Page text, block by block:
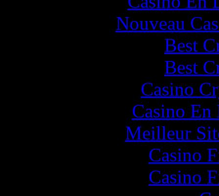
Nouveau
Best
Best
Casino
Casino
Meilleur
Casino
Casino